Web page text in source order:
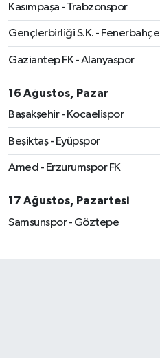
Kasımpaşa - Trabzonspor
Gençlerbirliği S.K. - Fenerbahçe
Gaziantep FK - Alanyaspor
16 Ağustos, Pazar
Başakşehir - Kocaelispor
Beşiktaş - Eyüpspor
Amed - Erzurumspor FK
17 Ağustos, Pazartesi
Samsunspor - Göztepe